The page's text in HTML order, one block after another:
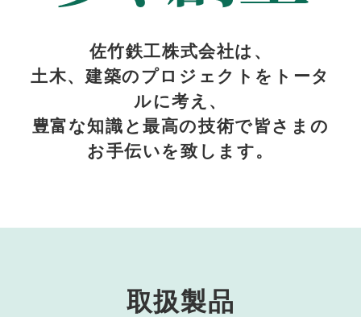
佐竹鉄工株式会社は、
土木、建築のプロジェクトをトータ
ルに考え、
豊富な知識と最高の技術で皆さまの
お手伝いを致します。
取扱製品